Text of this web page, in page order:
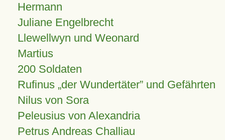
Hermann
Juliane Engelbrecht
Llewellwyn und Weonard
Martius
200 Soldaten
Rufinus „der Wundertäter” und Gefährten
Nilus von Sora
Peleusius von Alexandria
Petrus Andreas Challiau